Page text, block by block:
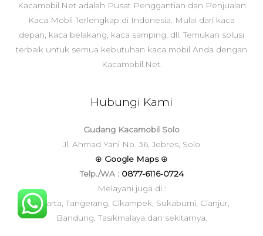
Kacamobil.Net adalah Pusat Penggantian dan Penjualan
Kaca Mobil Terlengkap di Indonesia. Mulai dari kaca
depan, kaca belakang, kaca samping, dll. Temukan solusi
terbaik untuk semua kebutuhan kaca mobil Anda dengan
Kacamobil.Net.
Hubungi Kami
Gudang Kacamobil Solo
Jl. Ahmad Yani No. 36, Jebres, Solo
⊕ Google Maps ⊕
Telp./WA : 0877-6116-0724
Melayani juga di :
Jakarta, Tangerang, Cikampek, Sukabumi, Cianjur,
Bandung, Tasikmalaya dan sekitarnya.